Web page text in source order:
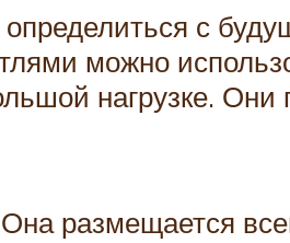
с
можно
нагрузке.
размещается